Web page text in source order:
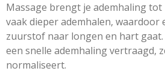
Massage brengt je ademhaling
vaak dieper ademhalen, waardoor
zuurstof naar longen en hart
een snelle ademhaling vertraagd,
normaliseert.